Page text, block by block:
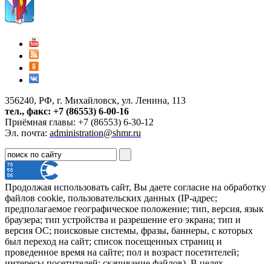
356240, РФ, г. Михайловск, ул. Ленина, 113
тел., факс: +7 (86553) 6-00-16
Приёмная главы: +7 (86553) 6-30-12
Эл. почта: administration@shmr.ru
Продолжая использовать сайт, Вы даете согласие на обработку
файлов cookie, пользовательских данных (IP-адрес;
предполагаемое географическое положение; тип, версия, язык
браузера; тип устройства и разрешение его экрана; тип и
версия ОС; поисковые системы, фразы, баннеры, с которых
был переход на сайт; список посещенных страниц и
проведенное время на сайте; пол и возраст посетителей;